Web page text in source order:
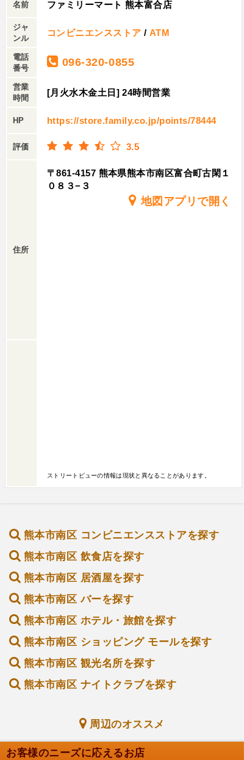
名前 ファミリーマート 熊本富合店
ジャ
ンル
コンビニエンスストア / ATM
電話
番号
096-320-0855
営業
時間
[月火水木金土日] 24時間営業
HP https://store.family.co.jp/points/78444
評価 3.5
住所
〒861-4157 熊本県熊本市南区富合町古閑１
０８３−３
地図アプリで開く
ストリートビューの情報は現状と異なることがあります。
熊本市南区 コンビニエンスストアを探す
熊本市南区 飲食店を探す
熊本市南区 居酒屋を探す
熊本市南区 バーを探す
熊本市南区 ホテル・旅館を探す
熊本市南区 ショッピング モールを探す
熊本市南区 観光名所を探す
熊本市南区 ナイトクラブを探す
周辺のオススメ
お客様のニーズに応えるお店